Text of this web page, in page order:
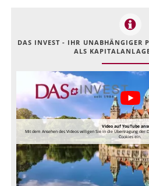
DAS INVEST - IHR UNABHÄNGIGER
ALS
Video auf YouTube
Mit dem Ansehen des Videos willigen Sie in die Übertragung der
Cookies ein.